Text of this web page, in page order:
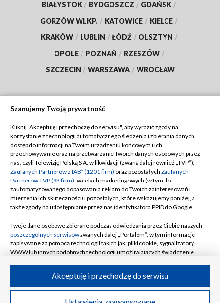
BIAŁYSTOK / BYDGOSZCZ / GDAŃSK /
GORZÓW WLKP. / KATOWICE / KIELCE /
KRAKÓW / LUBLIN / ŁÓDŹ / OLSZTYN /
OPOLE / POZNAŃ / RZESZÓW /
SZCZECIN / WARSZAWA / WROCŁAW
TVP
Abonament TVP
Emisja w TVP
Centrum informacji TVP
Naziemna Telewizja Cyfrowa
Rada Programowa
System NOS
Informacje o nadawcy
Program dla prasy
Regulamin TVP
Polityka prywatności
Moje zgody
Pomoc
Kontakt
Kanały
©2026 Telewizja Polska S.A. w likwidacji
Szanujemy Twoją prywatność
Kliknij "Akceptuję i przechodzę do serwisu", aby wyrazić zgody na
korzystanie z technologii automatycznego śledzenia i zbierania danych,
dostęp do informacji na Twoim urządzeniu końcowym i ich
przechowywanie oraz na przetwarzanie Twoich danych osobowych przez
nas, czyli Telewizję Polską S.A. w likwidacji (zwaną dalej również „TVP”),
Zaufanych Partnerów z IAB* (1201 firm) oraz pozostałych Zaufanych
Partnerów TVP (93 firm), w celach marketingowych (w tym do
zautomatyzowanego dopasowania reklam do Twoich zainteresowań i
mierzenia ich skuteczności) i pozostałych, które wskazujemy poniżej, a
także zgody na udostępnianie przez nas identyfikatora PPID do Google.
Twoje dane osobowe zbierane podczas odwiedzania przez Ciebie naszych
poszczególnych serwisówzwanych dalej „Portalem”, w tym informacje
zapisywane za pomocą technologii takich jak: pliki cookie, sygnalizatory
WWW lub innych podobnych technologii umożliwiających świadczenie
ruchu w Internecie.
Twoje dane osobowe zbierane podczas odwiedzania przez Ciebie
Akceptuję i przechodzę do serwisu